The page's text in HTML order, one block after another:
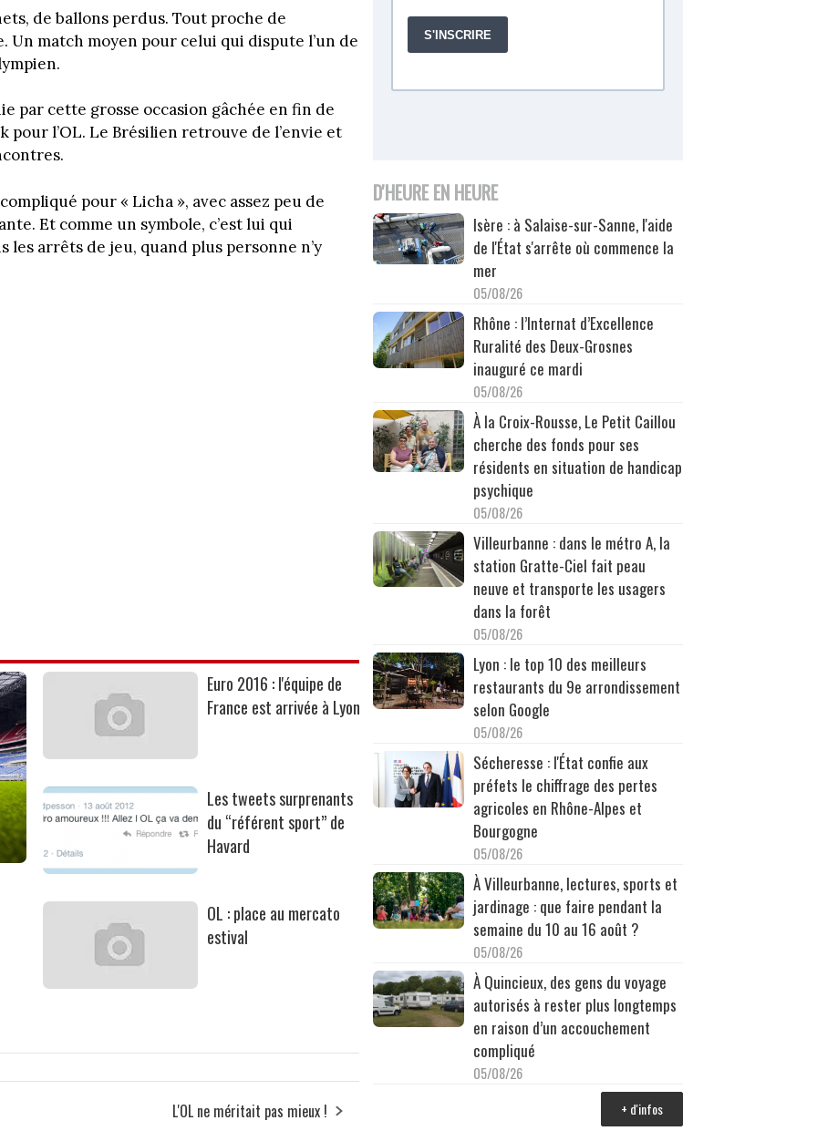
de ballons perdus. Tout proche de
Un match moyen pour celui qui dispute l’un de
par cette grosse occasion gâchée en fin de
l’OL. Le Brésilien retrouve de l’envie et
pour « Licha », avec assez peu de
Et comme un symbole, c’est lui qui
les arrêts de jeu, quand plus personne n’y
Euro 2016 : l'équipe de
France est arrivée à Lyon
Les tweets surprenants
du “référent sport” de
Havard
OL : place au mercato
estival
L'OL ne méritait pas mieux !
D'HEURE EN HEURE
Isère : à Salaise-sur-Sanne, l'aide
de l'État s'arrête où commence la
mer
05/08/26
Rhône : l’Internat d’Excellence
Ruralité des Deux-Grosnes
inauguré ce mardi
05/08/26
À la Croix-Rousse, Le Petit Caillou
cherche des fonds pour ses
résidents en situation de handicap
psychique
05/08/26
Villeurbanne : dans le métro A, la
station Gratte-Ciel fait peau
neuve et transporte les usagers
dans la forêt
05/08/26
Lyon : le top 10 des meilleurs
restaurants du 9e arrondissement
selon Google
05/08/26
Sécheresse : l'État confie aux
préfets le chiffrage des pertes
agricoles en Rhône-Alpes et
Bourgogne
05/08/26
À Villeurbanne, lectures, sports et
jardinage : que faire pendant la
semaine du 10 au 16 août ?
05/08/26
À Quincieux, des gens du voyage
autorisés à rester plus longtemps
en raison d’un accouchement
compliqué
05/08/26
+ d'infos